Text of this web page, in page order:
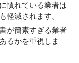
慣れている業者は
軽減されます。
書が簡素すぎる業者
るかを重視しま